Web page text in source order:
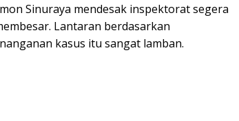
Sinuraya mendesak inspektorat segera
Lantaran berdasarkan
kasus itu sangat lamban.